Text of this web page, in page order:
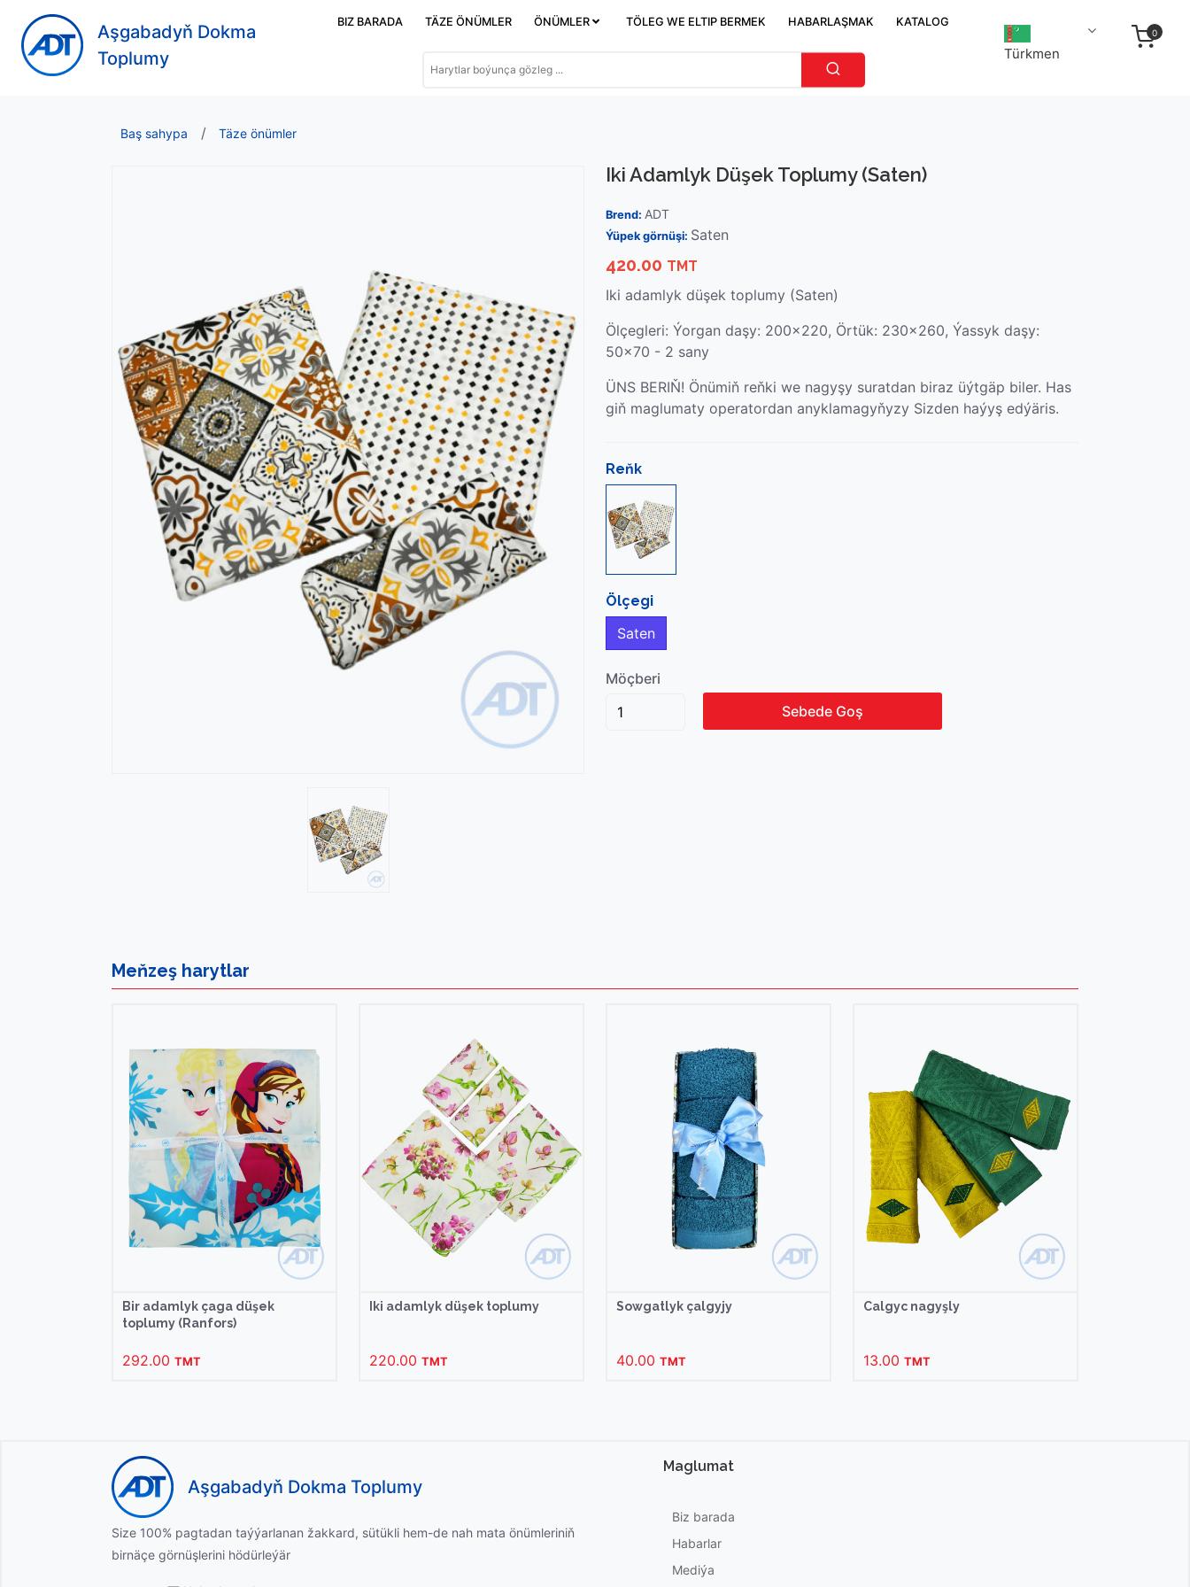
Aşgabadyň Dokma
Toplumy
BIZ BARADA TÄZE ÖNÜMLER ÖNÜMLER TÖLEG WE ELTIP BERMEK HABARLAŞMAK KATALOG
Türkmen
0
Baş sahypa Täze önümler
Iki Adamlyk Düşek Toplumy (Saten)
Brend: ADT
Ýüpek görnüşi: Saten
420.00 TMT
Iki adamlyk düşek toplumy (Saten)
Ölçegleri: Ýorgan daşy: 200x220, Örtük: 230x260, Ýassyk daşy:
50x70 - 2 sany
ÜNS BERIŇ! Önümiň reňki we nagyşy suratdan biraz üýtgäp biler. Has
giň maglumaty operatordan anyklamagyňyzy Sizden haýyş edýäris.
Reňk
Ölçegi
Saten
Möçberi
Sebede Goş
Meňzeş harytlar
Bir adamlyk çaga düşek
toplumy (Ranfors)
292.00 TMT
Iki adamlyk düşek toplumy
220.00 TMT
Sowgatlyk çalgyjy
40.00 TMT
Calgyc nagyşly
13.00 TMT
Aşgabadyň Dokma Toplumy
Size 100% pagtadan taýýarlanan žakkard, sütükli hem-de nah mata önümleriniň
birnäçe görnüşlerini hödürleýär
Maglumat
Biz barada
Habarlar
Mediýa